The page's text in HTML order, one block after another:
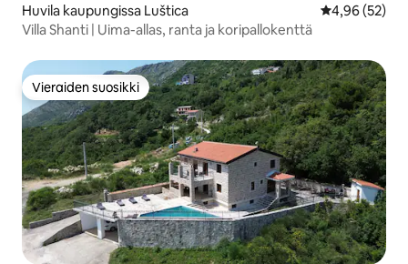
Huvila kaupungissa Luštica
4,96 (52)
Villa Shanti | Uima-allas, ranta ja koripallokenttä
Vieraiden suosikki
Vieraiden suosikki